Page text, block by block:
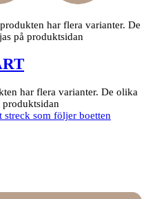
har flera varianter. De
på produktsidan
har flera varianter. De olika